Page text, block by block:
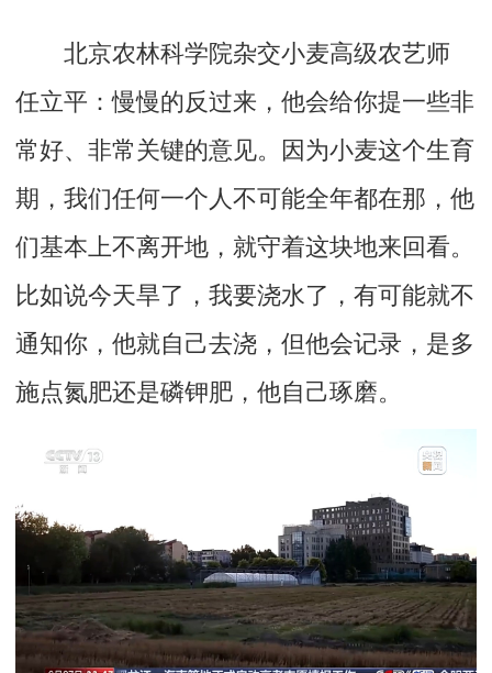
北京农林科学院杂交小麦高级农艺师
任立平：慢慢的反过来，他会给你提一些非
常好、非常关键的意见。因为小麦这个生育
期，我们任何一个人不可能全年都在那，他
们基本上不离开地，就守着这块地来回看。
比如说今天旱了，我要浇水了，有可能就不
通知你，他就自己去浇，但他会记录，是多
施点氮肥还是磷钾肥，他自己琢磨。